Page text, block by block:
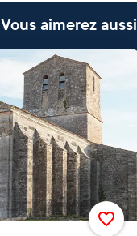
Vous aimerez aussi